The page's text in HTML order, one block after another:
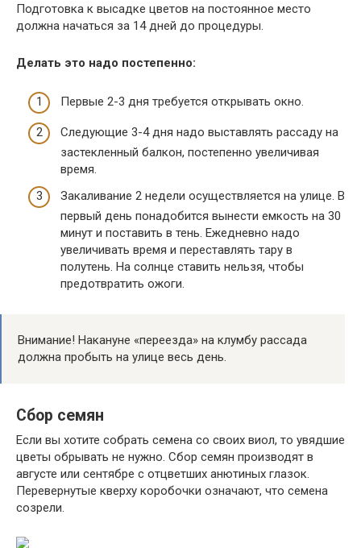
Подготовка к высадке цветов на постоянное место
должна начаться за 14 дней до процедуры.
Делать это надо постепенно:
Первые 2-3 дня требуется открывать окно.
Следующие 3-4 дня надо выставлять рассаду на
застекленный балкон, постепенно увеличивая
время.
Закаливание 2 недели осуществляется на улице. В
первый день понадобится вынести емкость на 30
минут и поставить в тень. Ежедневно надо
увеличивать время и переставлять тару в
полутень. На солнце ставить нельзя, чтобы
предотвратить ожоги.
Внимание! Накануне «переезда» на клумбу рассада
должна пробыть на улице весь день.
Сбор семян
Если вы хотите собрать семена со своих виол, то увядшие
цветы обрывать не нужно. Сбор семян производят в
августе или сентябре с отцветших анютиных глазок.
Перевернутые кверху коробочки означают, что семена
созрели.